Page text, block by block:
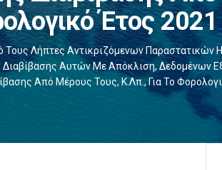
Έτος 2021
Λήπτες Αντικριζόμενων Παραστατικών
Αυτών Με Απόκλιση, Δεδομένων
Από Μέρους Τους, Κ.λπ., Για Το